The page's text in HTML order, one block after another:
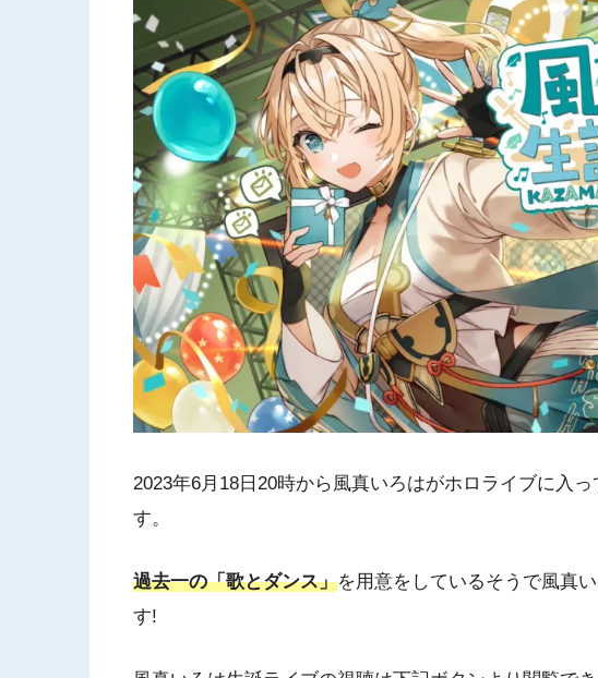
2023年6月18日20時から風真いろはがホロライブに入
す。
過去一の「歌とダンス」を用意をしているそうで風真
す!